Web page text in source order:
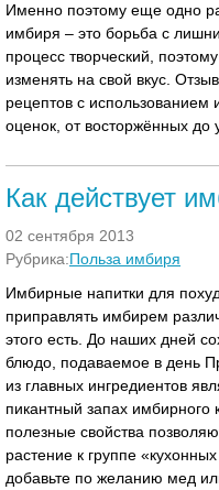
Именно поэтому еще одно
имбиря – это борьба с
процесс творческий,
изменять на свой вкус.
рецептов с
оценок, от восторжённых до
Как действует
02 сентября 2013
Рубрика:Польза имбиря
Имбирные напитки для
приправлять имбирем
этого есть. До наших дней
блюдо, подаваемое в день
из главных ингредиентов
пикантный запах имбирного
полезные свойства
растение к группе
добавьте по желанию мед